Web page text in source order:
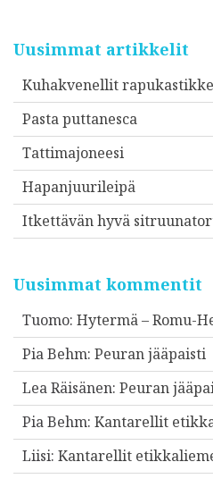
Uusimmat artikkelit
Kuhakvenellit
Pasta puttanesca
Tattimajoneesi
Hapanjuurileipä
Itkettävän hyvä
Uusimmat kommentit
Tuomo: Hytermä – Romu-
Pia Behm: Peuran jääpaisti
Lea Räisänen: Peuran
Pia Behm: Kantarellit
Liisi: Kantarellit